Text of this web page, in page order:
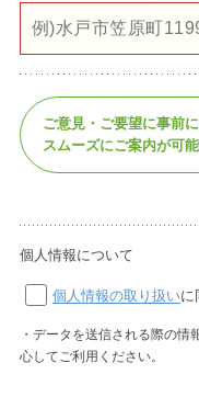
ご意見・ご要望に事前
スムーズにご案内が可能
個人情報について
個人情報の取り扱いに
・データを送信される際の
心してご利用ください。